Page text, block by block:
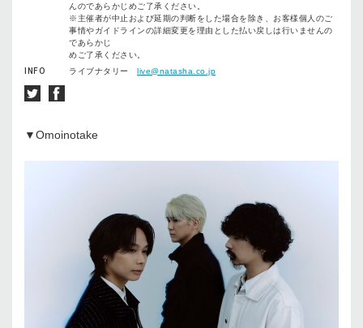
んのであらかじめご了承ください。
※主催者が中⽌および延期の判断をした場合を除き、お客様個⼈のご
事情やガイドラインの詳細変更を理由とした払い戻しは⾏いませんの
であらかじ
めご了承ください。
INFO
ライブナタリー live@natasha.co.jp
▼Omoinotake